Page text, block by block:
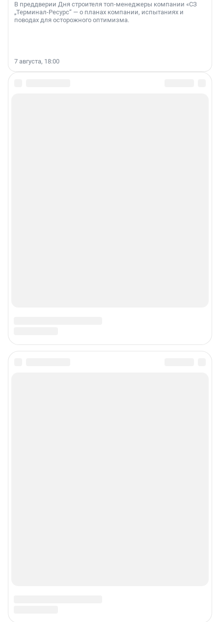
В преддверии Дня строителя топ-менеджеры компании «СЗ
„Терминал-Ресурс“ — о планах компании, испытаниях и
поводах для осторожного оптимизма.
7 августа, 18:00